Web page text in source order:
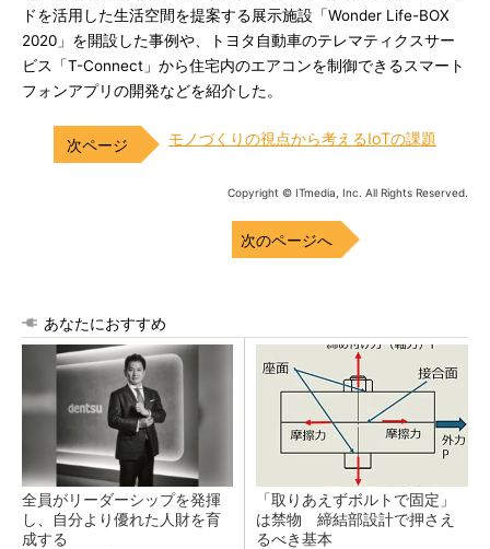
ドを活用した生活空間を提案する展示施設「Wonder Life-BOX
2020」を開設した事例や、トヨタ自動車のテレマティクスサー
ビス「T-Connect」から住宅内のエアコンを制御できるスマート
フォンアプリの開発などを紹介した。
モノづくりの視点から考えるIoTの課題
Copyright © ITmedia, Inc. All Rights Reserved.
次のページへ
あなたにおすすめ
全員がリーダーシップを発揮
し、自分より優れた人財を育
成する
「取りあえずボルトで固定」
は禁物 締結部設計で押さえ
るべき基本